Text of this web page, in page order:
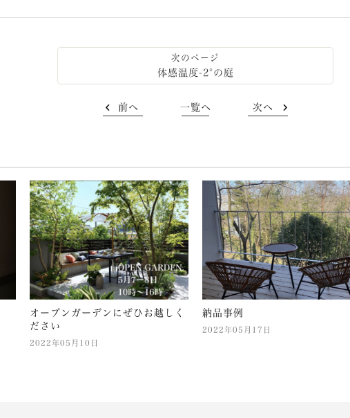
体感温度-2°の庭
前へ 一覧へ 次へ
オープンガーデンにぜひお越しく
ださい
2022年05月10日
納品事例
2022年05月17日